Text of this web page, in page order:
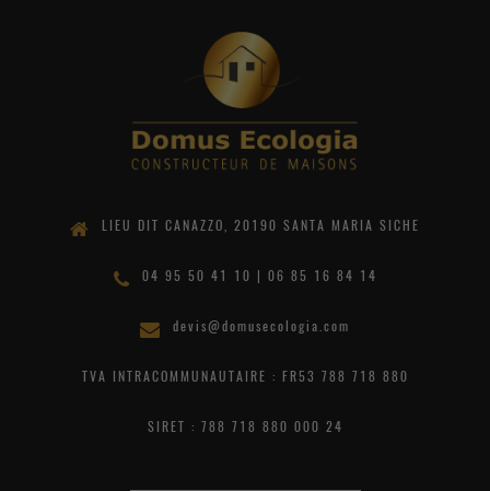
LIEU DIT CANAZZO, 20190 SANTA MARIA SICHE
04 95 50 41 10 | 06 85 16 84 14
devis@domusecologia.com
TVA INTRACOMMUNAUTAIRE : FR53 788 718 880
SIRET : 788 718 880 000 24